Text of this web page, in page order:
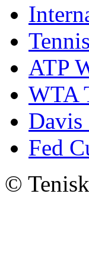
ATP
WTA
Davis
Fed
©